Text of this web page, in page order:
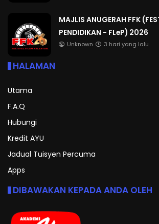
MAJLIS ANUGERAH FFK
PENDIDIKAN - FLeP) 2026
Unknown 3 hari yang lalu
HALAMAN
Utama
F.A.Q
Hubungi
Kredit AYU
Jadual Tuisyen Percuma
Apps
DIBAWAKAN KEPADA ANDA OLEH